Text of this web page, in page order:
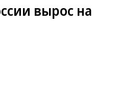
вырос на